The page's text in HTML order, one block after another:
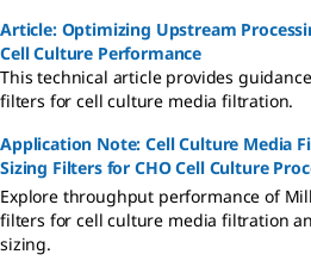
Article: Optimizing Upstream
Cell Culture Performance
This technical article provides
filters for cell culture media filtration.
Application Note: Cell Culture Media
Sizing Filters for CHO Cell Culture
Explore throughput performance of
filters for cell culture media filtration
sizing.